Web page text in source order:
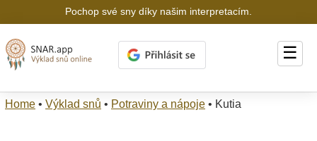
Pochop své sny díky našim interpretacím.
☰
Home • Výklad snů • Potraviny a nápoje • Kutia